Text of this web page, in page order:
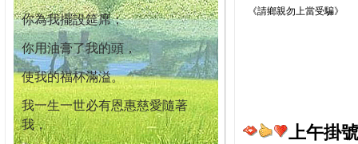
你為我擺設筵席；
你用油膏了我的頭，
使我的福杯滿溢。
我一生一世必有恩惠慈愛隨著
我，
《請鄉親勿上當受騙》
上午掛